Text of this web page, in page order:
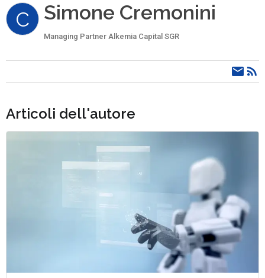
C Simone Cremonini
Managing Partner Alkemia Capital SGR
Articoli dell'autore